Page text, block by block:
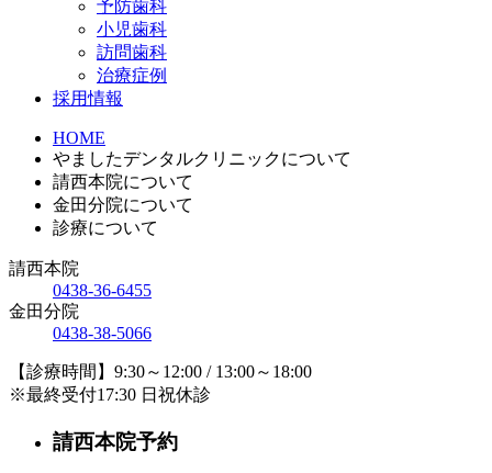
予防歯科
小児歯科
訪問歯科
治療症例
採用情報
HOME
やましたデンタルクリニックについて
請西本院について
金田分院について
診療について
請西本院
0438-36-6455
金田分院
0438-38-5066
【診療時間】9:30～12:00 / 13:00～18:00
※最終受付17:30 日祝休診
請西本院予約